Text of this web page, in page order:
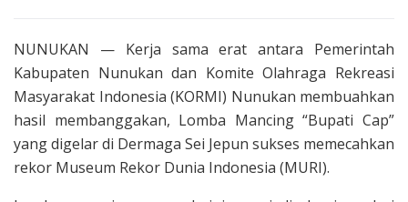
NUNUKAN — Kerja sama erat antara Pemerintah
Kabupaten Nunukan dan Komite Olahraga Rekreasi
Masyarakat Indonesia (KORMI) Nunukan membuahkan
hasil membanggakan, Lomba Mancing “Bupati Cap”
yang digelar di Dermaga Sei Jepun sukses memecahkan
rekor Museum Rekor Dunia Indonesia (MURI).